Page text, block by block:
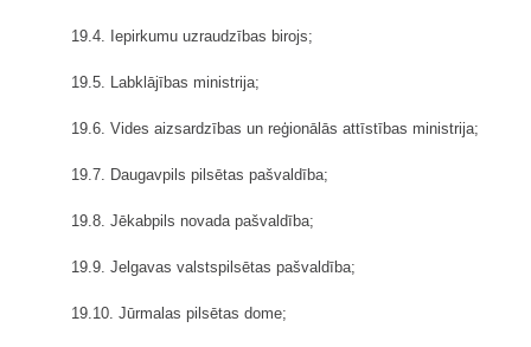
19.4. Iepirkumu uzraudzības birojs;
19.5. Labklājības ministrija;
19.6. Vides aizsardzības un reģionālās attīstības ministrija;
19.7. Daugavpils pilsētas pašvaldība;
19.8. Jēkabpils novada pašvaldība;
19.9. Jelgavas valstspilsētas pašvaldība;
19.10. Jūrmalas pilsētas dome;